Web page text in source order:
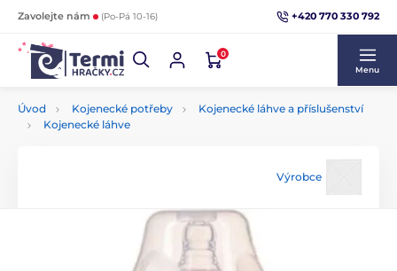
Zavolejte nám (Po-Pá 10-16) +420 770 330 792
0
Menu
Úvod Kojenecké potřeby
Kojenecké láhve a příslušenství
Kojenecké láhve
Výrobce